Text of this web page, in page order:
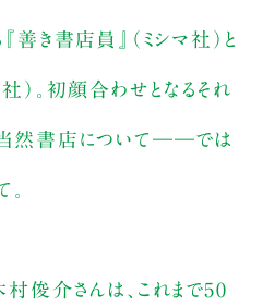
善き書店員』（ミシマ社）と
）。初顔合わせとなるそれ
然書店について――では
俊介さんは、これまで50